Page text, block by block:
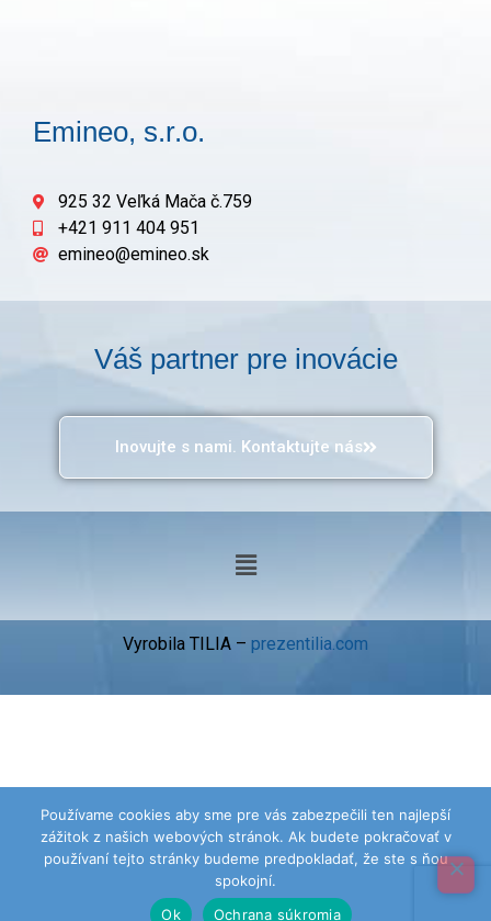
Emineo, s.r.o.
925 32 Veľká Mača č.759
+421 911 404 951
emineo@emineo.sk
Váš partner pre inovácie
Inovujte s nami. Kontaktujte nás
Vyrobila TILIA – prezentilia.com
Používame cookies aby sme pre vás zabezpečili ten najlepší
zážitok z našich webových stránok. Ak budete pokračovať v
používaní tejto stránky budeme predpokladať, že ste s ňou
spokojní.
Ok
Ochrana súkromia